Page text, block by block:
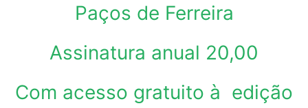
Paços de Ferreira
Assinatura anual 20,00
Com acesso gratuito à edição